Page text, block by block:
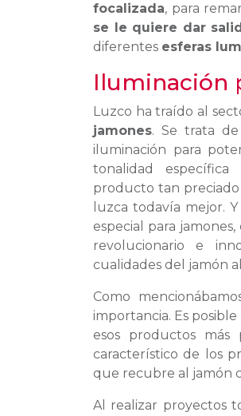
focalizada, para
se le quiere dar
diferentes esferas
Iluminación
Luzco ha traído al
jamones. Se trata
iluminación para
tonalidad
producto tan
luzca todavía mejor.
especial para
revolucionario e
cualidades del jamón
Como
importancia. Es posible
esos productos más
característico de los
que recubre al jamón
Al realizar proyectos